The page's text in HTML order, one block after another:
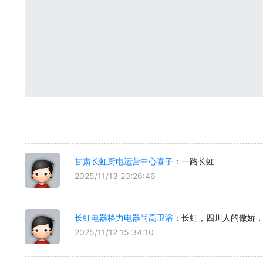
甘肃长虹厨电运营中心喜子 ：一路长虹
2025/11/13 20:26:46
长虹电器格力电器尚高卫浴 ：长虹，四川人的傲娇，
2025/11/12 15:34:10